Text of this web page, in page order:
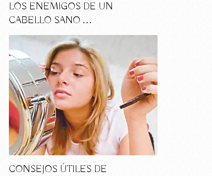
LOS ENEMIGOS DE UN
CABELLO SANO …
CONSEJOS ÚTILES DE